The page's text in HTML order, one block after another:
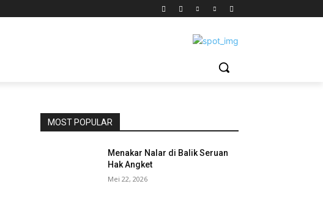
MOST POPULAR
Menakar Nalar di Balik Seruan
Hak Angket
Mei 22, 2026